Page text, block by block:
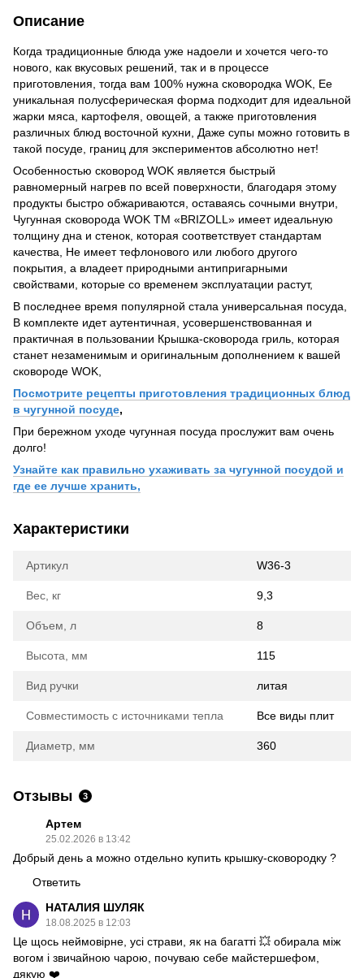
Описание
Когда традиционные блюда уже надоели и хочется чего-то
нового, как вкусовых решений, так и в процессе
приготовления, тогда вам 100% нужна сковородка WOK, Ее
уникальная полусферическая форма подходит для идеальной
жарки мяса, картофеля, овощей, а также приготовления
различных блюд восточной кухни, Даже супы можно готовить в
такой посуде, границ для экспериментов абсолютно нет!
Особенностью сковород WOK является быстрый
равномерный нагрев по всей поверхности, благодаря этому
продукты быстро обжариваются, оставаясь сочными внутри,
Чугунная сковорода WOK ТМ «BRIZOLL» имеет идеальную
толщину дна и стенок, которая соответствует стандартам
качества, Не имеет тефлонового или любого другого
покрытия, а владеет природными антипригарными
свойствами, которые со временем эксплуатации растут,
В последнее время популярной стала универсальная посуда,
В комплекте идет аутентичная, усовершенствованная и
практичная в пользовании Крышка-сковорода гриль, которая
станет незаменимым и оригинальным дополнением к вашей
сковороде WOK,
Посмотрите рецепты приготовления традиционных блюд
в чугунной посуде,
При бережном уходе чугунная посуда прослужит вам очень
долго!
Узнайте как правильно ухаживать за чугунной посудой и
где ее лучше хранить,
Характеристики
Артикул W36-3
Вес, кг 9,3
Объем, л 8
Высота, мм 115
Вид ручки литая
Совместимость с источниками тепла Все виды плит
Диаметр, мм 360
Отзывы 3
Артем
25.02.2026 в 13:42
Добрый день а можно отдельно купить крышку-сковородку ?
Ответить
НАТАЛИЯ ШУЛЯК
18.08.2025 в 12:03
Це щось неймовірне, усі страви, як на багатті 💥 обирала між
вогом і звичайною чарою, почуваю себе майстершефом,
дякую ❤️